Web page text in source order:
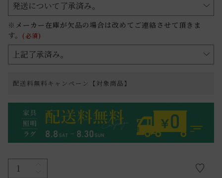
※メーカー在庫が欠品の場合は改めてご連絡させて頂きま
す。
(必須)
配送料無料キャンペーン【対象商品】